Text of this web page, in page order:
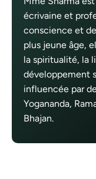
écrivaine et
conscience et
plus jeune âge,
la spiritualité, la
développement
influencée par
Yogananda,
Bhajan.